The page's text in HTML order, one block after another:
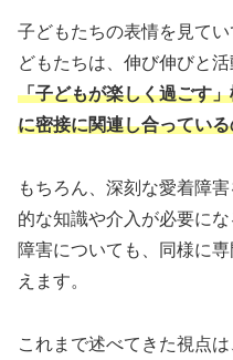
子どもたちの表情を見て
どもたちは、伸び伸びと活
「子どもが楽しく過ごす
に密接に関連し合ってい
もちろん、深刻な愛着障
的な知識や介入が必要に
障害についても、同様に
えます。
これまで述べてきた視点